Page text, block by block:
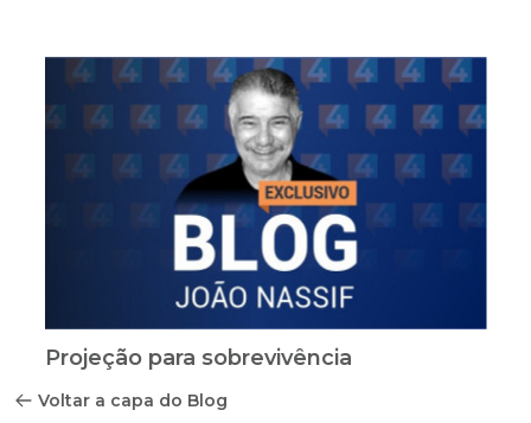
Projeção para sobrevivência
Voltar a capa do Blog